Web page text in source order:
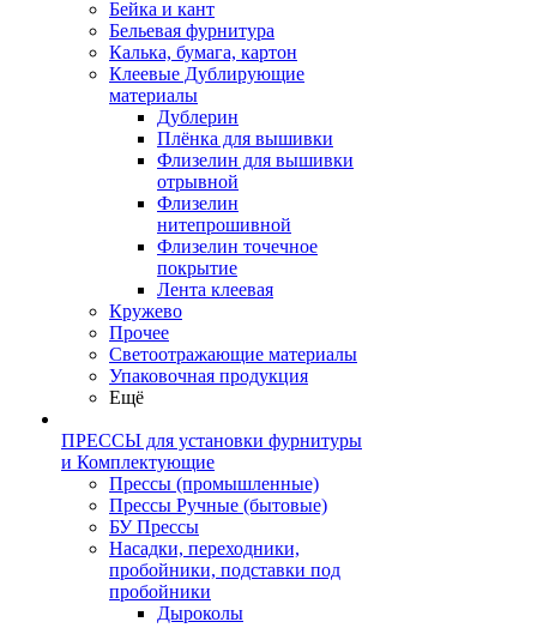
Бейка и кант
Бельевая фурнитура
Калька, бумага, картон
Клеевые Дублирующие
материалы
Дублерин
Плёнка для вышивки
Флизелин для вышивки
отрывной
Флизелин
нитепрошивной
Флизелин точечное
покрытие
Лента клеевая
Кружево
Прочее
Светоотражающие материалы
Упаковочная продукция
Ещё
ПРЕССЫ для установки фурнитуры
и Комплектующие
Прессы (промышленные)
Прессы Ручные (бытовые)
БУ Прессы
Насадки, переходники,
пробойники, подставки под
пробойники
Дыроколы